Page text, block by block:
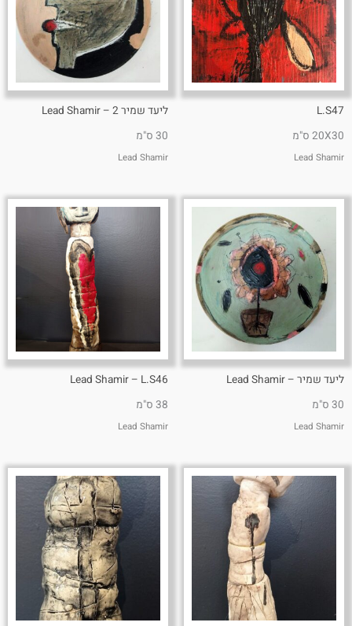
L.S47
20X30 ס"מ
Lead Shamir
ליעד שמיר 2 – Lead Shamir
30 ס"מ
Lead Shamir
ליעד שמיר – Lead Shamir
30 ס"מ
Lead Shamir
Lead Shamir – L.S46
38 ס"מ
Lead Shamir